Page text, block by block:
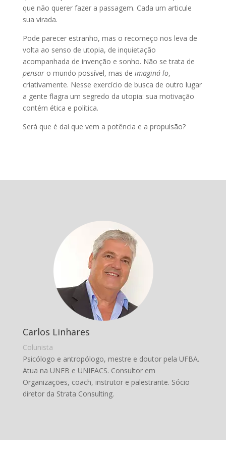
que não querer fazer a passagem. Cada um articule
sua virada.
Pode parecer estranho, mas o recomeço nos leva de
volta ao senso de utopia, de inquietação
acompanhada de invenção e sonho. Não se trata de
pensaro mundo possível, mas de imaginá-lo,
criativamente. Nesse exercício de busca de outro lugar
a gente flagra um segredo da utopia: sua motivação
contém ética e política.
Será que é daí que vem a potência e a propulsão?
Carlos Linhares
Colunista
Psicólogo e antropólogo, mestre e doutor pela UFBA.
Atua na UNEB e UNIFACS. Consultor em
Organizações, coach, instrutor e palestrante. Sócio
diretor da Strata Consulting.